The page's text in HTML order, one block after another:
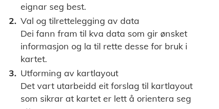
eignar seg best.
Val og tilrettelegging av data
Dei fann fram til kva data som gir ønsket
informasjon og la til rette desse for bruk i
kartet.
Utforming av kartlayout
Det vart utarbeidd eit forslag til kartlayout
som sikrar at kartet er lett å orientera seg